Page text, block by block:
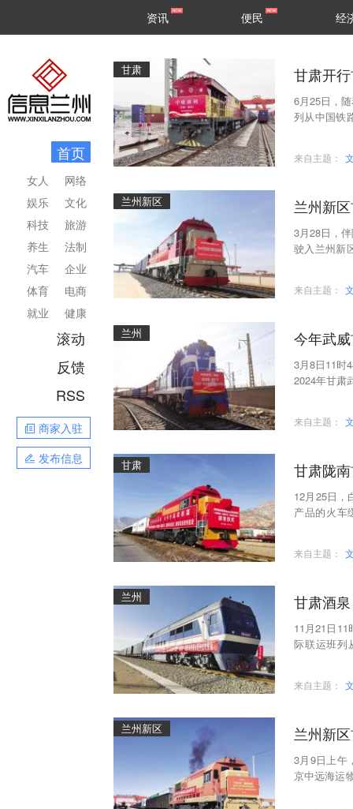
区县
资讯 便民 经
首页
网络
文化
旅游
法制
企业
电商
健康
女人
娱乐
科技
养生
汽车
体育
就业
滚动
反馈
RSS
商家入驻
发布信息
甘肃 甘肃开
6月25日，
列从中国铁
来自主题：
兰州新区 兰州新
3月28日，
驶入兰州新
来自主题：
兰州 今年武
3月8日11时
2024年甘肃
来自主题：
甘肃 甘肃陇
12月25日，
产品的火车
来自主题：
兰州 甘肃酒
11月21日
际联运班列
来自主题：
兰州新区 兰州新
3月9日上午
京中远海运